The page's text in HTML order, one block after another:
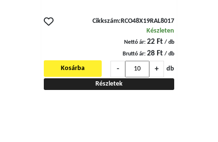
Cikkszám: RCO48X19RAL8017
Készleten
Nettó ár: 22 Ft / db
Bruttó ár: 28 Ft / db
- + db
Kosárba
Részletek